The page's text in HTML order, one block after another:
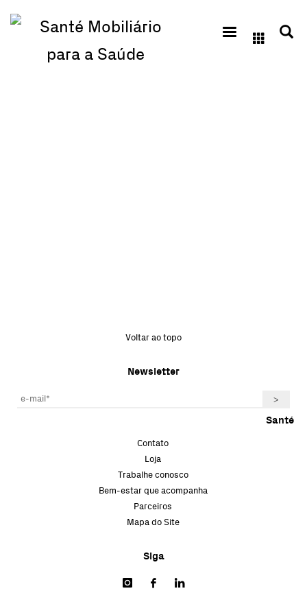
Voltar ao topo
Newsletter
Santé
Contato
Loja
Trabalhe conosco
Bem-estar que acompanha
Parceiros
Mapa do Site
Siga